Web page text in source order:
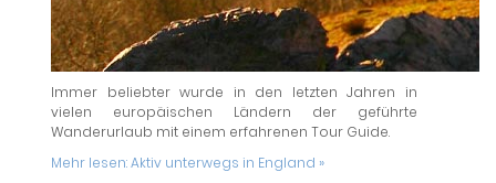
Immer beliebter wurde in den letzten Jahren in
vielen europäischen Ländern der geführte
Wanderurlaub mit einem erfahrenen Tour Guide.
Mehr lesen:Aktiv unterwegs in England »